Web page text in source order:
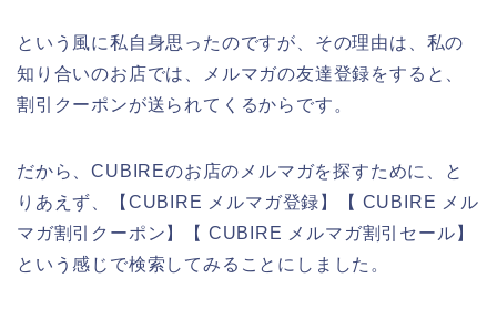
という風に私自身思ったのですが、その理由は、私の
知り合いのお店では、メルマガの友達登録をすると、
割引クーポンが送られてくるからです。
だから、CUBIREのお店のメルマガを探すために、と
りあえず、【CUBIRE メルマガ登録】【 CUBIRE メル
マガ割引クーポン】【 CUBIRE メルマガ割引セール】
という感じで検索してみることにしました。